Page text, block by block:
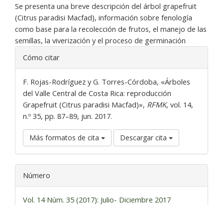
Se presenta una breve descripción del árbol grapefruit
(Citrus paradisi Macfad), información sobre fenología
como base para la recolección de frutos, el manejo de las
semillas, la viverización y el proceso de germinación
Detalles
del
artículo
Cómo citar
F. Rojas-Rodríguez y G. Torres-Córdoba, «Árboles
del Valle Central de Costa Rica: reproducción
Grapefruit (Citrus paradisi Macfad)», RFMK, vol. 14,
n.º 35, pp. 87–89, jun. 2017.
Más formatos de cita Descargar cita
Número
Vol. 14 Núm. 35 (2017): Julio- Diciembre 2017